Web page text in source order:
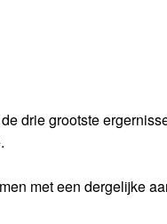
drie grootste
met een dergelijke